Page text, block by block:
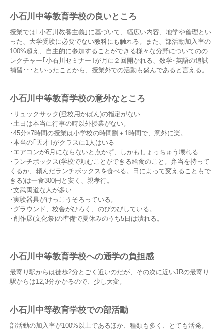
小石川中等教育学校の良いところ
授業では｢小石川教養主義｣に基づいて、幅広い内容、地学や倫理とい
った、大学受験に必要でない教科にも触れる。また、部活動加入率の
100%超え、自主的に参加することができる様々な分野についてのの
レクチャー｢小石川セミナー｣が月に２回開かれる、数学･英語の追試
補習･･･といったことから、授業外での活動も盛んであると言える。
小石川中等教育学校の意外なところ
･リュックサック(登校用かばん)の指定がない
･土日は本当に行事の時以外授業がない。
･45分×7時間の授業は小学校の時間割＋1時間で、意外に楽。
･本当の｢天才｣がクラスに1人はいる
･エアコンが6月にならないと点かず、しかもしょっちゅう壊れる
･ランチボックス(学校で頼むことができる給食のこと。弁当を持って
くるか、頼んだランチボックスを食べる。日によって変えることもで
きる)は一食300円と安く、親孝行。
･文武両道な人が多い
･実験器具がけっこうそろっている。
･グラウンド、校舎がひろく、のびのびしている。
･創作展(文化祭)の準備で夏休みのうち5日は潰れる。
小石川中等教育学校への通学の負担感
最寄り駅からは徒歩2分とごく近いのだが、その次に近いJRの最寄り
駅からは12,3分かかるので、少し大変。
小石川中等教育学校での部活動
部活動の加入率が100%以上であるほか、種類も多く、とても活発。